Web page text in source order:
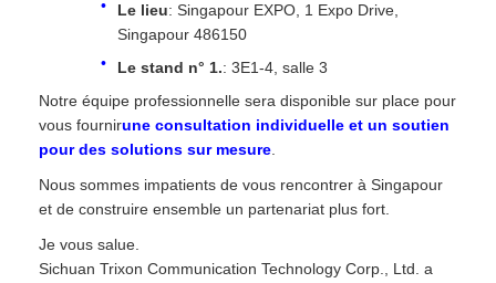
Le lieu: Singapour EXPO, 1 Expo Drive,
Singapour 486150
Le stand n° 1.: 3E1-4, salle 3
Notre équipe professionnelle sera disponible sur place pour
vous fournirune consultation individuelle et un soutien
pour des solutions sur mesure
Nous sommes impatients de vous rencontrer à Singapour
et de construire ensemble un partenariat plus fort.
Je vous salue.
Sichuan Trixon Communication Technology Corp., Ltd. a